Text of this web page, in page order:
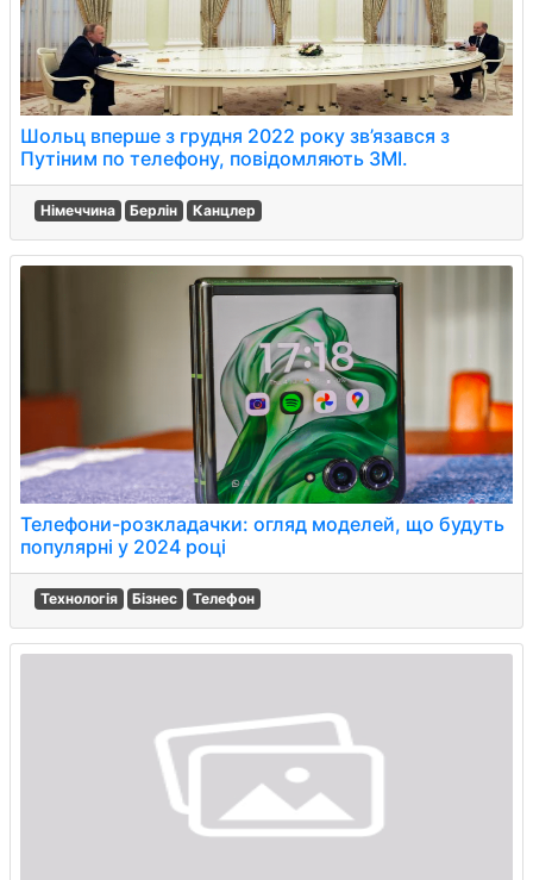
Шольц вперше з грудня 2022 року зв’язався з
Путіним по телефону, повідомляють ЗМІ.
Німеччина Берлін Канцлер
Телефони-розкладачки: огляд моделей, що будуть
популярні у 2024 році
Технологія Бізнес Телефон